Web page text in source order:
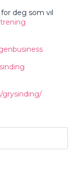
deg som vil
grysinding/